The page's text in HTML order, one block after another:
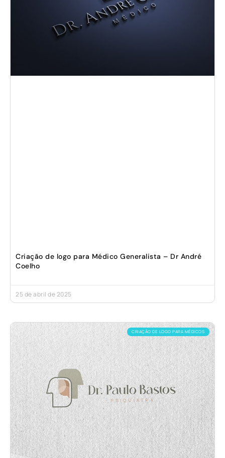
Criação de logo para Médico Generalista – Dr André
Coelho
25 de abril de 2025
CRIAÇÃO DE LOGO PARA MÉDICOS